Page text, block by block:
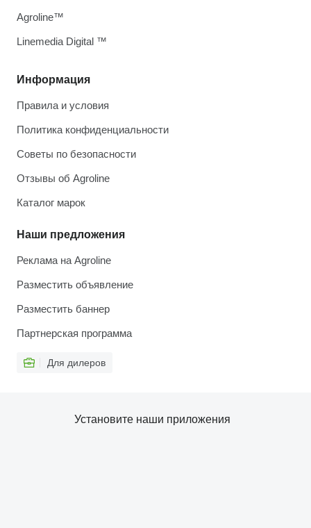
Информация
Правила и условия
Политика конфиденциальности
Советы по безопасности
Отзывы об Agroline
Каталог марок
Наши предложения
Реклама на Agroline
Разместить объявление
Разместить баннер
Партнерская программа
Для дилеров
Agroline™
Linemedia Digital ™
Установите наши приложения